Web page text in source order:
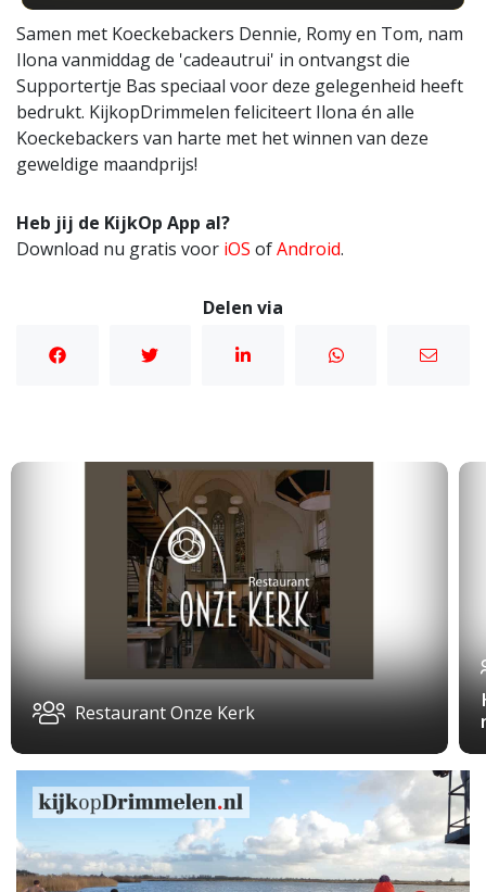
Samen met Koeckebackers Dennie, Romy en Tom, nam
Ilona vanmiddag de 'cadeautrui' in ontvangst die
Supportertje Bas speciaal voor deze gelegenheid heeft
bedrukt. KijkopDrimmelen feliciteert Ilona én alle
Koeckebackers van harte met het winnen van deze
geweldige maandprijs!
Heb jij de KijkOp App al?
Download nu gratis voor iOS ofAndroid.
Delen via
Restaurant Onze Kerk